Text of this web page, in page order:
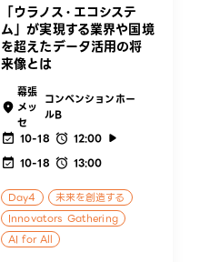
「ウラノス・エコシステ
ム」が実現する業界や国境
を超えたデータ活用の将
来像とは
幕張
メッ
セ
コンベンションホー
ルB
10-18
12:00
10-18
13:00
Day4
未来を創造する
Innovators Gathering
AI for All